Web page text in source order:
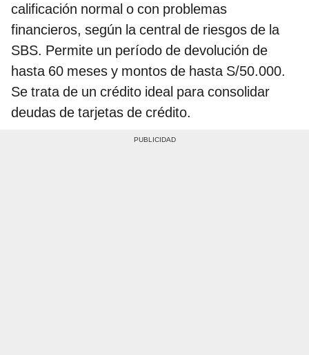
calificación normal o con problemas
financieros, según la central de riesgos de la
SBS. Permite un período de devolución de
hasta 60 meses y montos de hasta S/50.000.
Se trata de un crédito ideal para consolidar
deudas de tarjetas de crédito.